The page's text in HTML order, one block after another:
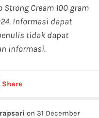
Strong Cream 100 gram
Informasi dapat
tidak dapat
informasi.
Share
on 31 December